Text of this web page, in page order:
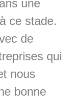
une
ce stade.
de
qui
nous
bonne